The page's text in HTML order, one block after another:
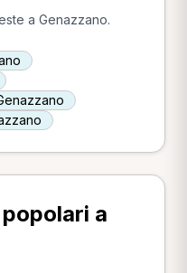
a Genazzano.
a